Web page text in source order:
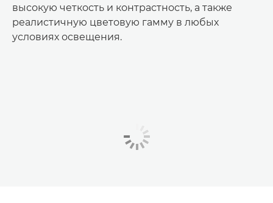
высокую четкость и контрастность, а также
реалистичную цветовую гамму в любых
условиях освещения.